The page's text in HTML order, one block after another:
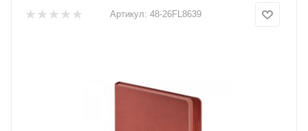
Артикул: 48-26FL8639